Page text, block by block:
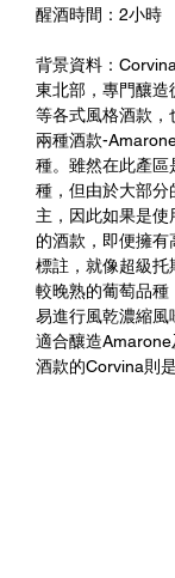
醒酒時間：2小時
背景資料：
東北部，專門釀
等各式風格酒款，
兩種酒款-
種。雖然在此產區
種，但由於大部分
主，因此如果是
的酒款，即便擁
標註，就像超級托
較晚熟的葡萄品種
易進行風乾濃縮風
適合釀造
酒款的Corvina則